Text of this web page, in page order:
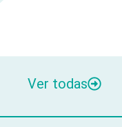
Ver todas